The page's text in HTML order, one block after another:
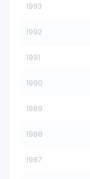
1993
1992
1991
1990
1989
1988
1987